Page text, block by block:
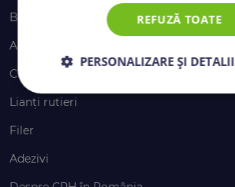
Betoane
Agregate
Ciment
Lianți rutieri
Filer
Adezivi
REFUZĂ TOATE
PERSONALIZARE ȘI DETALII